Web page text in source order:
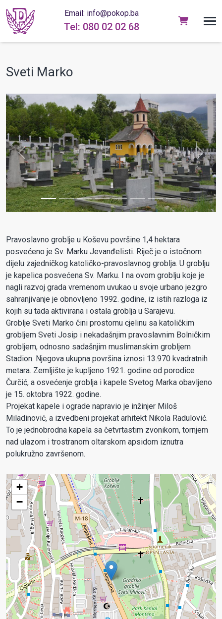
Email: info@pokop.ba
Tel: 080 02 02 68
Sveti Marko
prev next
Pravoslavno groblje u Koševu površine 1,4 hektara
posvećeno je Sv. Marku Jevanđelisti. Riječ je o istočnom
dijelu zajedničkog katoličko-pravoslavnog groblja. U groblju
je kapelica posvećena Sv. Marku. I na ovom groblju koje je
nagli razvoj grada vremenom uvukao u svoje urbano jezgro
sahranjivanje je obnovljeno 1992. godine, iz istih razloga iz
kojih su tada aktivirana i ostala groblja u Sarajevu.
Groblje Sveti Marko čini prostornu cjelinu sa katoličkim
grobljem Sveti Josip i nekadašnjim pravoslavnim Bolničkim
grobljem, odnosno sadašnjim muslimanskim grobljem
Stadion. Njegova ukupna površina iznosi 13.970 kvadratnih
metara. Zemljište je kupljeno 1921. godine od porodice
Čurčić, a osvećenje groblja i kapele Svetog Marka obavljeno
je 15. oktobra 1922. godine.
Projekat kapele i ograde napravio je inžinjer Miloš
Miladinović, a izvedbeni projekat arhitekt Nikola Radulović.
To je jednobrodna kapela sa četvrtastim zvonikom, tornjem
nad ulazom i trostranom oltarskom apsidom iznutra
polukružno završenom.
+
−